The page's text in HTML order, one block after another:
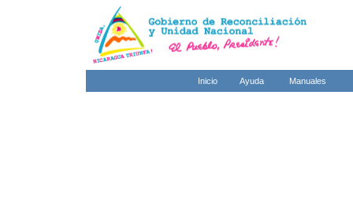
Inicio Ayuda Manuales